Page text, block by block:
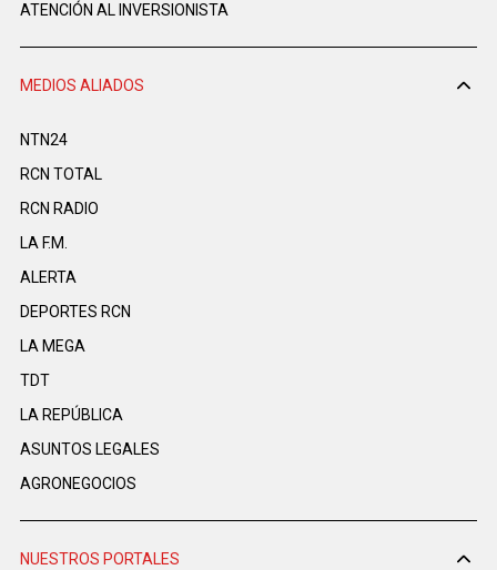
ATENCIÓN AL INVERSIONISTA
MEDIOS ALIADOS
NTN24
RCN TOTAL
RCN RADIO
LA F.M.
ALERTA
DEPORTES RCN
LA MEGA
TDT
LA REPÚBLICA
ASUNTOS LEGALES
AGRONEGOCIOS
NUESTROS PORTALES